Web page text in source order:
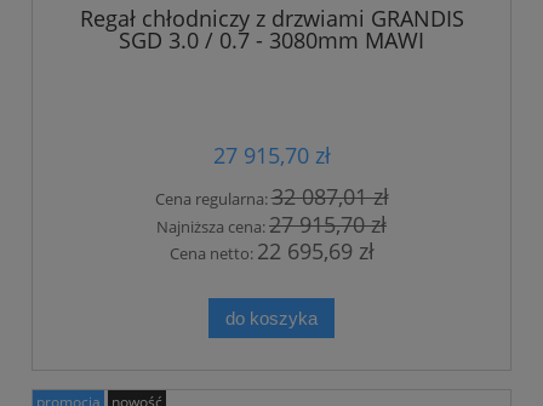
Regał chłodniczy z drzwiami GRANDIS
SGD 3.0 / 0.7 - 3080mm MAWI
27 915,70 zł
Cena regularna:32 087,01 zł
Najniższa cena:27 915,70 zł
Cena netto: 22 695,69 zł
do koszyka
promocja nowość